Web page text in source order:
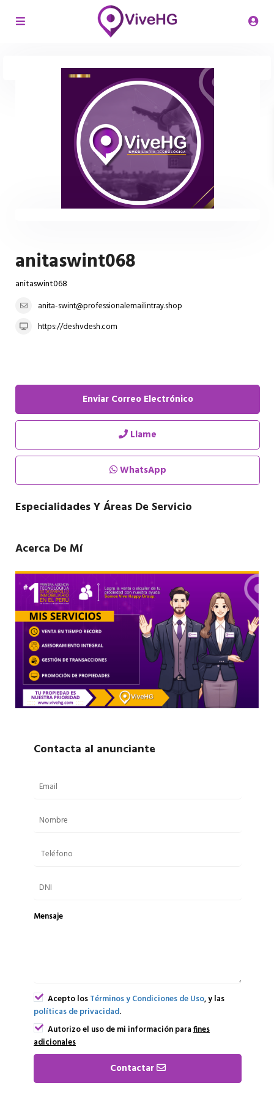
anitaswint068
anitaswint068
anita-swint@professionalemailintray.shop
https://deshvdesh.com
Enviar Correo Electrónico
Llame
WhatsApp
Especialidades Y Áreas De Servicio
Acerca De Mí
Contacta al anunciante
Mensaje
Acepto losTérminos y Condiciones de Uso, y las
políticas de privacidad.
Autorizo el uso de mi información parafines
adicionales
Contactar